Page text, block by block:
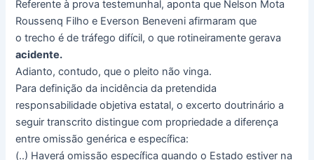
Referente à prova testemunhal, aponta que Nelson Mota
Roussenq Filho e Everson Beneveni afirmaram que
o trecho é de tráfego difícil, o que rotineiramente gerava
acidente.
Adianto, contudo, que o pleito não vinga.
Para definição da incidência da pretendida
responsabilidade objetiva estatal, o excerto doutrinário a
seguir transcrito distingue com propriedade a diferença
entre omissão genérica e específica:
(..) Haverá omissão específica quando o Estado estiver na